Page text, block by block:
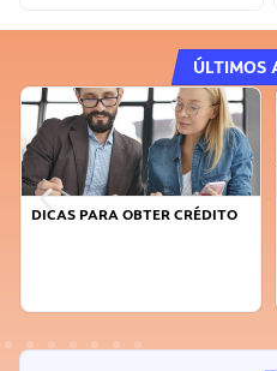
ÚLTIMOS
DICAS PARA OBTER CRÉDITO